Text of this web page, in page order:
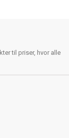
til priser, hvor alle